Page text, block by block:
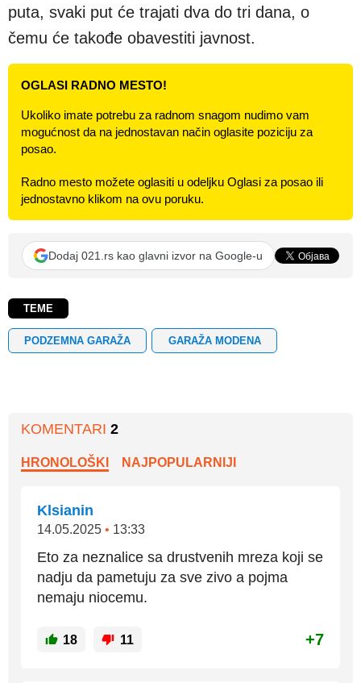
puta, svaki put će trajati dva do tri dana, o
čemu će takođe obavestiti javnost.
OGLASI RADNO MESTO!
Ukoliko imate potrebu za radnom snagom nudimo vam
mogućnost da na jednostavan način oglasite poziciju za
posao.
Radno mesto možete oglasiti u odeljku Oglasi za posao ili
jednostavno klikom na ovu poruku.
Dodaj 021.rs kao glavni izvor na Google-u
TEME
PODZEMNA GARAŽA GARAŽA MODENA
KOMENTARI 2
HRONOLOŠKI NAJPOPULARNIJI
Klsianin
14.05.2025 • 13:33
Eto za neznalice sa drustvenih mreza koji se
nadju da pametuju za sve zivo a pojma
nemaju niocemu.
18 11 +7